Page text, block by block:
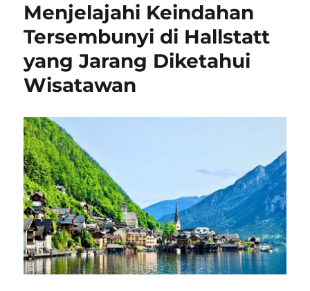
Menjelajahi Keindahan
Tersembunyi di Hallstatt
yang Jarang Diketahui
Wisatawan